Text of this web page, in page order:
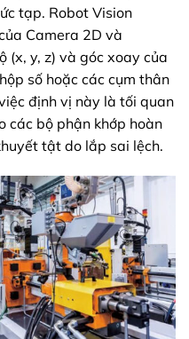
tạp. Robot Vision
Camera 2D và
(x, y, z) và góc xoay của
số hoặc các cụm thân
định vị này là tối quan
các bộ phận khớp hoàn
tật do lắp sai lệch.